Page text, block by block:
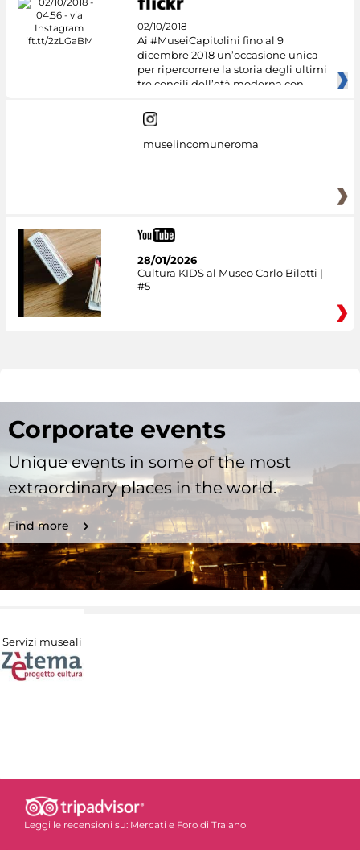
02/10/2018
Ai #MuseiCapitolini fino al 9
dicembre 2018 un’occasione unica
per ripercorrere la storia degli ultimi
tre concili dell’età moderna con
museiincomuneroma
28/01/2026
Cultura KIDS al Museo Carlo Bilotti |
#5
Corporate events
Unique events in some of the most
extraordinary places in the world.
Find more
Servizi museali
Leggi le recensioni su: Mercati e Foro di Traiano